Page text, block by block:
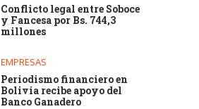
Conflicto legal entre Soboce
y Fancesa por Bs. 744,3
millones
EMPRESAS
Periodismo financiero en
Bolivia recibe apoyo del
Banco Ganadero